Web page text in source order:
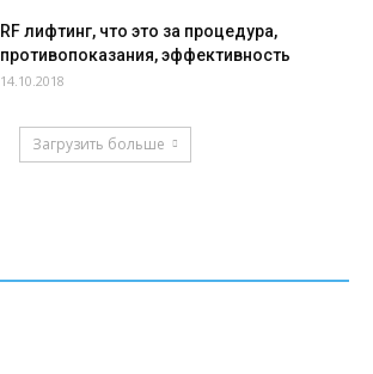
RF лифтинг, что это за процедура,
противопоказания, эффективность
14.10.2018
Загрузить больше